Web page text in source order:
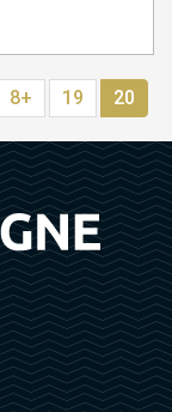
8+ 19 20